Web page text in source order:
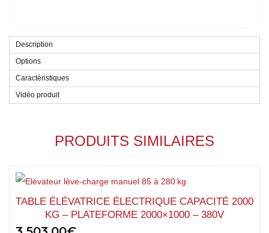
Description
Options
Caractéristiques
Vidéo produit
PRODUITS SIMILAIRES
TABLE ÉLÉVATRICE ÉLECTRIQUE CAPACITÉ 2000
KG – PLATEFORME 2000×1000 – 380V